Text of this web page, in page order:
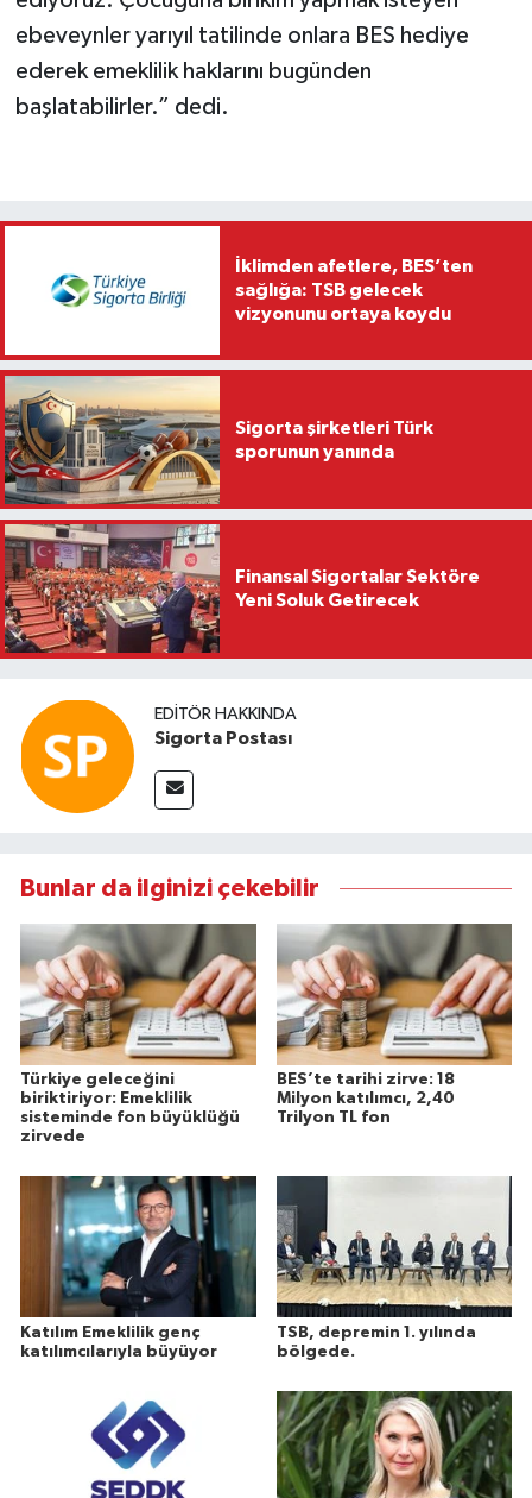
ebeveynler yarıyıl tatilinde onlara BES hediye
ederek emeklilik haklarını bugünden
başlatabilirler.” dedi.
İklimden afetlere, BES’ten
sağlığa: TSB gelecek
vizyonunu ortaya koydu
Sigorta şirketleri Türk
sporunun yanında
Finansal Sigortalar Sektöre
Yeni Soluk Getirecek
EDITÖR HAKKINDA
Sigorta Postası
Bunlar da ilginizi çekebilir
Türkiye geleceğini
biriktiriyor: Emeklilik
sisteminde fon büyüklüğü
zirvede
BES’te tarihi zirve: 18
Milyon katılımcı, 2,40
Trilyon TL fon
Katılım Emeklilik genç
katılımcılarıyla büyüyor
TSB, depremin 1. yılında
bölgede.